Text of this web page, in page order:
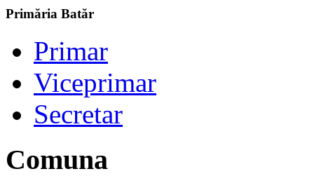
Primăria Batăr
Primar
Viceprimar
Secretar
Comuna